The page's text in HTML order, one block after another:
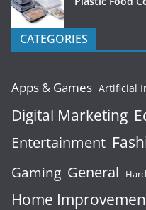
CATEGORIES
Apps & Games Artificial
Digital Marketing
Entertainment
Gaming General
Home